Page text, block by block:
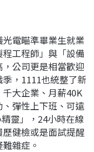
電瞄準畢業生就業
工程師」與「設備
公司更是相當歡迎
，1111也統整了新
千大企業、月薪40K
彈性上下班、可遠
靈」，24小時在線
健檢或是面試提醒
雜症。